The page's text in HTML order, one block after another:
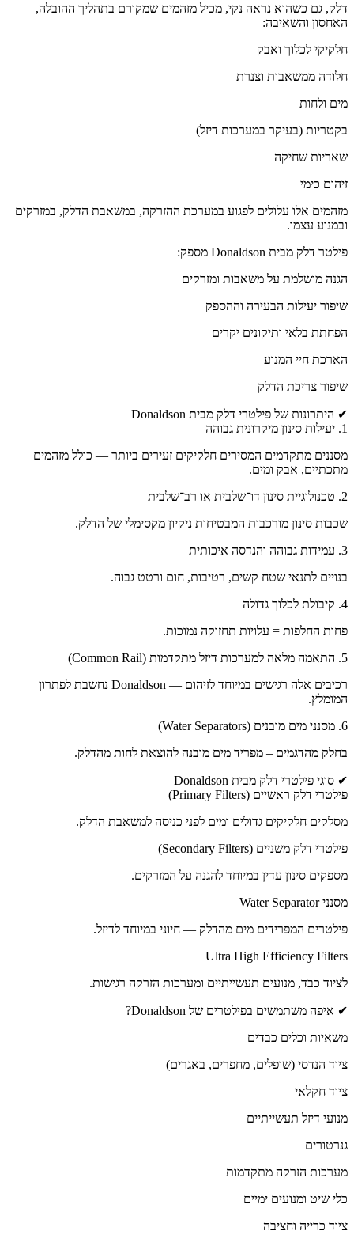
דלק, גם כשהוא נראה נקי, מכיל מזהמים שמקורם בתהליך ההובלה,
האחסון והשאיבה:
חלקיקי לכלוך ואבק
חלודה ממשאבות וצנרת
מים ולחות
בקטריות (בעיקר במערכות דיזל)
שאריות שחיקה
זיהום כימי
מזהמים אלו עלולים לפגוע במערכת ההזרקה, במשאבת הדלק, במזרקים
ובמנוע עצמו.
פילטר דלק מבית Donaldson מספק:
הגנה מושלמת על משאבות ומזרקים
שיפור יעילות הבעירה וההספק
הפחתת בלאי ותיקונים יקרים
הארכת חיי המנוע
שיפור צריכת הדלק
✔ היתרונות של פילטרי דלק מבית Donaldson
1. יעילות סינון מיקרונית גבוהה
מסננים מתקדמים המסירים חלקיקים זעירים ביותר — כולל מזהמים
מתכתיים, אבק ומים.
2. טכנולוגיית סינון דו־שלבית או רב־שלבית
שכבות סינון מורכבות המבטיחות ניקיון מקסימלי של הדלק.
3. עמידות גבוהה והנדסה איכותית
בנויים לתנאי שטח קשים, רטיבות, חום ורטט גבוה.
4. קיבולת לכלוך גדולה
פחות החלפות = עלויות תחזוקה נמוכות.
5. התאמה מלאה למערכות דיזל מתקדמות (Common Rail)
רכיבים אלה רגישים במיוחד לזיהום — Donaldson נחשבת לפתרון
המומלץ.
6. מסנני מים מובנים (Water Separators)
בחלק מהדגמים – מפריד מים מובנה להוצאת לחות מהדלק.
✔ סוגי פילטרי דלק מבית Donaldson
פילטרי דלק ראשיים (Primary Filters)
מסלקים חלקיקים גדולים ומים לפני כניסה למשאבת הדלק.
פילטרי דלק משניים (Secondary Filters)
מספקים סינון עדין במיוחד להגנה על המזרקים.
מסנני Water Separator
פילטרים המפרידים מים מהדלק — חיוני במיוחד לדיזל.
Ultra High Efficiency Filters
לציוד כבד, מנועים תעשייתיים ומערכות הזרקה רגישות.
✔ איפה משתמשים בפילטרים של Donaldson?
משאיות וכלים כבדים
ציוד הנדסי (שופלים, מחפרים, באגרים)
ציוד חקלאי
מנועי דיזל תעשייתיים
גנרטורים
מערכות הזרקה מתקדמות
כלי שיט ומנועים ימיים
ציוד כרייה וחציבה